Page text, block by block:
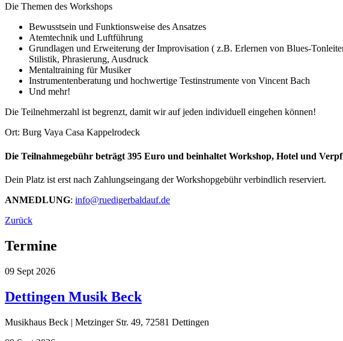
Die Themen des Workshops
Bewusstsein und Funktionsweise des Ansatzes
Atemtechnik und Luftführung
Grundlagen und Erweiterung der Improvisation ( z.B. Erlernen von Blues-
Stilistik, Phrasierung, Ausdruck
Mentaltraining für Musiker
Instrumentenberatung und hochwertige Testinstrumente von Vincent Bach
Und mehr!
Die Teilnehmerzahl ist begrenzt, damit wir auf jeden individuell eingehen können!
Ort: Burg Vaya Casa Kappelrodeck
Die Teilnahmegebühr beträgt 395 Euro und beinhaltet Workshop, Hotel und
Dein Platz ist erst nach Zahlungseingang der Workshopgebühr verbindlich reserviert.
ANMEDLUNG: info@ruedigerbaldauf.de
Zurück
Termine
09 Sept 2026
Dettingen Musik Beck
Musikhaus Beck | Metzinger Str. 49, 72581 Dettingen